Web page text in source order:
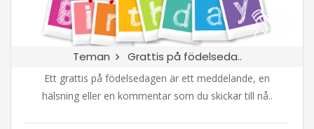
Teman Grattis på födelseda..
Ett grattis på födelsedagen är ett meddelande, en
hälsning eller en kommentar som du skickar till nå..